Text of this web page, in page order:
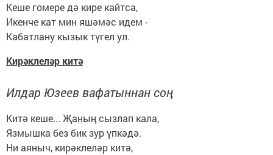
Кеше гомере дә кире кайтса,
Икенче кат мин яшәмәс идем -
Кабатлану кызык түгел ул.
Кирәклеләр китә
Илдар Юзеев вафатыннан соң
Китә кеше... Җаның сызлап кала,
Язмышка без бик зур үпкәдә.
Ни аяныч, кирәклеләр китә,